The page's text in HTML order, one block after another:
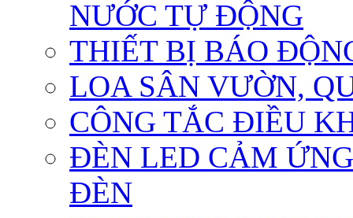
NƯỚC TỰ ĐỘNG
THIẾT BỊ BÁO
LOA SÂN VƯỜN,
CÔNG TẮC ĐIỀU
ĐÈN LED CẢM
ĐÈN